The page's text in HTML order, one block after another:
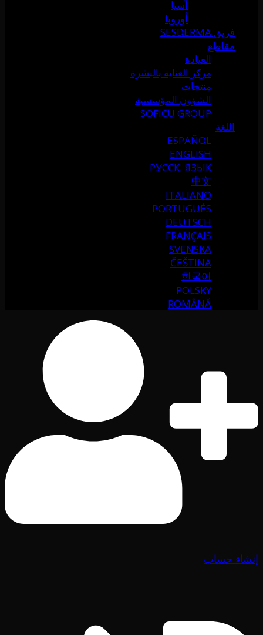
آسيا
أوروبا
فريق SESDERMA
مقاطع
العيادة
مركز العناية بالبشرة
منتجات
الشؤون المؤسسية
SOFICU GROUP
اللغة
ESPAÑOL
ENGLISH
РУССК. ЯЗЫК
中文
ITALIANO
PORTUGUÉS
DEUTSCH
FRANÇAIS
SVENSKA
ČEŠTINA
한국어
POLSKY
ROMÂNĂ
إنشاء حساب